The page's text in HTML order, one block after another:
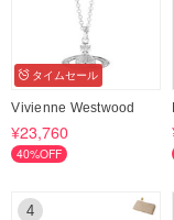
※ブランドのラッピン
意がございません。
※資材の在庫状況によ
■ご入金前は仮のご注文
ご入金後にご注文確定
尚、他店舗でも販売を
も
欠品となる場合がござ
タイムセール
Vivienne Westwood
¥23,760
40%OFF
4